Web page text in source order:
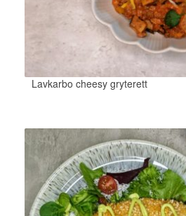
Lavkarbo cheesy gryterett